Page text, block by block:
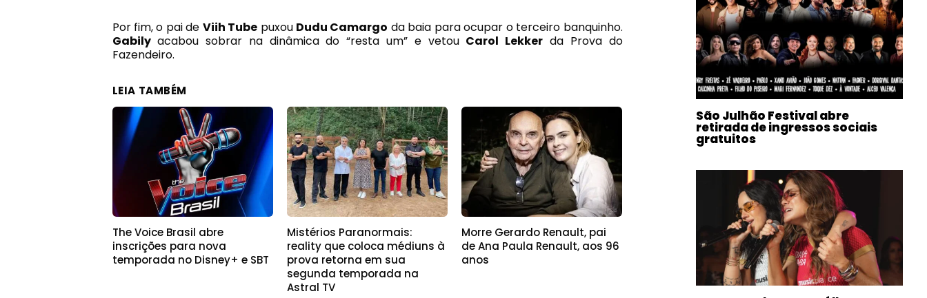
Por fim, o pai de Viih Tube puxou Dudu Camargo da baia para ocupar o terceiro banquinho.
Gabilyacabou sobrar na dinâmica do “resta um” e vetou Carol Lekker da Prova do
Fazendeiro.
LEIA TAMBÉM
The Voice Brasil abre
inscrições para nova
temporada no Disney+ e SBT
Mistérios Paranormais:
reality que coloca médiuns à
prova retorna em sua
segunda temporada na
Astral TV
Morre Gerardo Renault, pai
de Ana Paula Renault, aos 96
anos
São Julhão Festival abre
retirada de ingressos sociais
gratuitos